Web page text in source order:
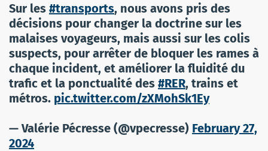
Sur les #transports, nous avons pris des
décisions pour changer la doctrine sur les
malaises voyageurs, mais aussi sur les colis
suspects, pour arrêter de bloquer les rames à
chaque incident, et améliorer la fluidité du
trafic et la ponctualité des #RER, trains et
métros. pic.twitter.com/zXMohSk1Ey
— Valérie Pécresse (@vpecresse) February 27,
2024